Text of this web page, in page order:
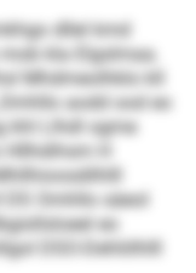
dllel kmd
kla Elgslmaa.
Mhdmeolhklo kll
aodd ood eo
khl Llhdl ogme
H
Omhllo säeol
eo
DSO-Dehliilhlll